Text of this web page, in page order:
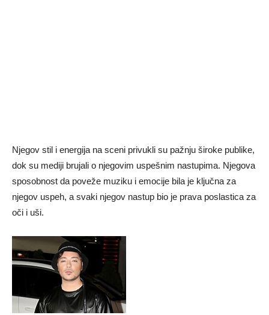
Njegov stil i energija na sceni privukli su pažnju široke publike,
dok su mediji brujali o njegovim uspešnim nastupima. Njegova
sposobnost da poveže muziku i emocije bila je ključna za
njegov uspeh, a svaki njegov nastup bio je prava poslastica za
oči i uši.